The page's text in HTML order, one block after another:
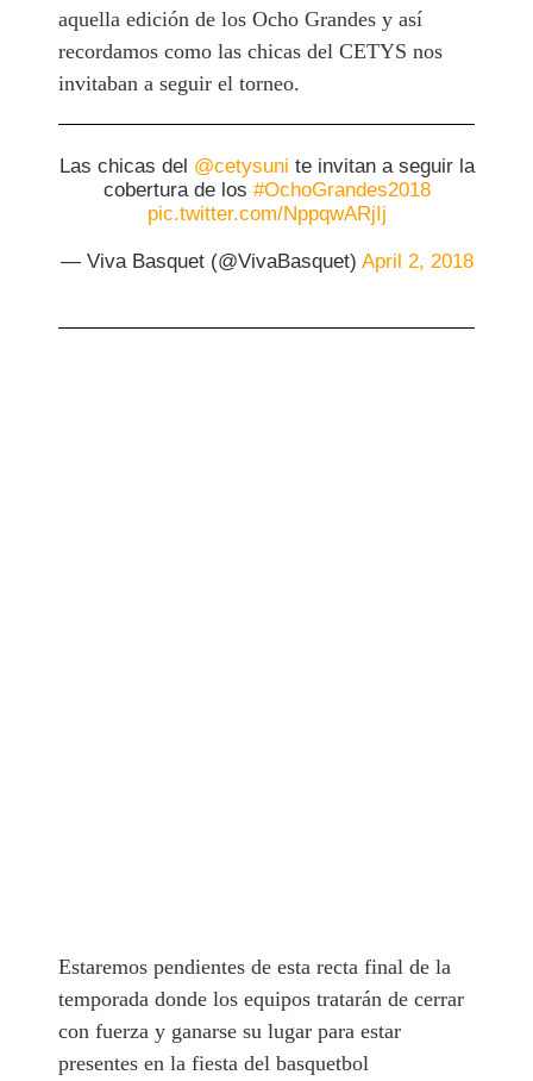
aquella edición de los Ocho Grandes y así
recordamos como las chicas del CETYS nos
invitaban a seguir el torneo.
Las chicas del @cetysuni te invitan a seguir la
cobertura de los #OchoGrandes2018
pic.twitter.com/NppqwARjIj
— Viva Basquet (@VivaBasquet) April 2, 2018
Estaremos pendientes de esta recta final de la
temporada donde los equipos tratarán de cerrar
con fuerza y ganarse su lugar para estar
presentes en la fiesta del basquetbol